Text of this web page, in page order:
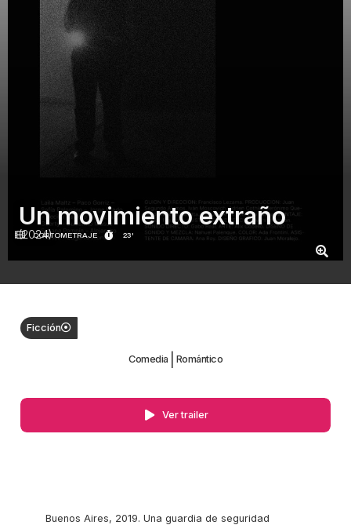
CORTOMETRAJE 23'
Un movimiento extraño
(2024)
Ficción
Comedia Romántico
Ver trailer
Buenos Aires, 2019. Una guardia de seguridad